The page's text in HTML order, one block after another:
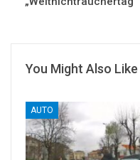
You Might Also Like
AUTO